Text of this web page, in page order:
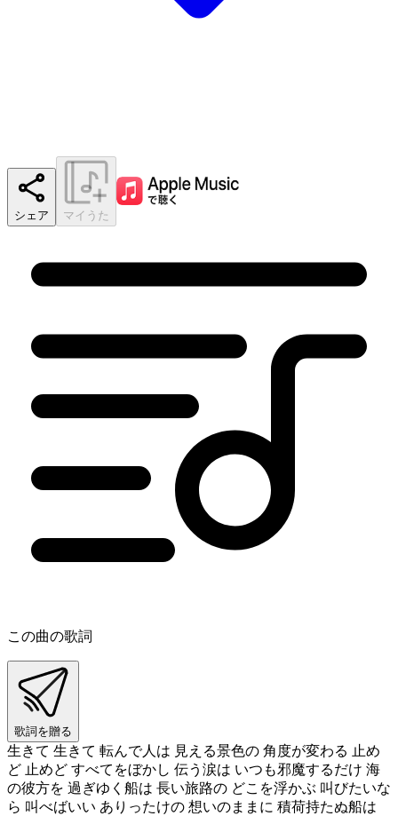
シェア マイうた
この曲の歌詞
歌詞を贈る
生きて 生きて 転んで人は 見える景色の 角度が変わる 止め
ど 止めど すべてをぼかし 伝う涙は いつも邪魔するだけ 海
の彼方を 過ぎゆく船は 長い旅路の どこを浮かぶ 叫びたいな
ら 叫べばいい ありったけの 想いのままに 積荷持たぬ船は